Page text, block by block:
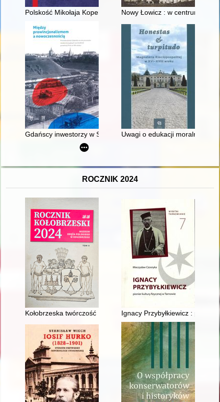
Polskość Mikołaja Kopernika z rodu ŚlązakaNowy Łowicz : w centrum
Gdańscy inwestorzy w Sopocie : prestiż finansowy i
Uwagi o edukacji moralnej
ROCZNIK 2024
Kołobrzeska twórczość Romualda Wiśniewskiego
Ignacy Przybyłkiewicz : pionier